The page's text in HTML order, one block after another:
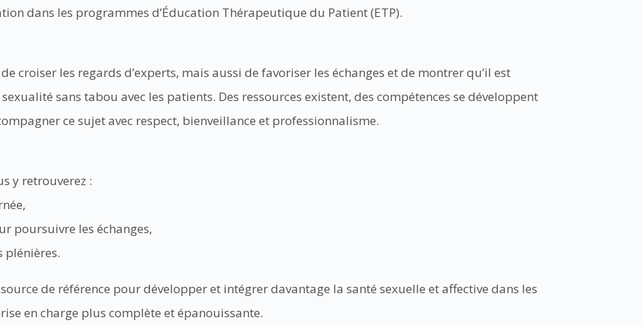
dans les programmes d’Éducation Thérapeutique du Patient (ETP).
croiser les regards d’experts, mais aussi de favoriser les échanges et de montrer qu’il est
sans tabou avec les patients. Des ressources existent, des compétences se développent
ce sujet avec respect, bienveillance et professionnalisme.
y retrouverez :
poursuivre les échanges,
plénières.
de référence pour développer et intégrer davantage la santé sexuelle et affective dans les
en charge plus complète et épanouissante.